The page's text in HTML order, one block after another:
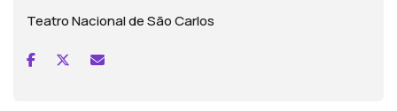
Teatro Nacional de São Carlos